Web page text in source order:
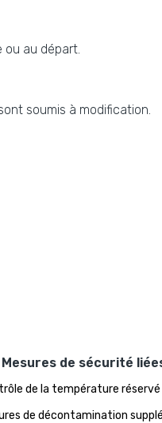
ou au départ.
soumis à modification.
Mesures de sécurité
de la température réservé
de décontamination